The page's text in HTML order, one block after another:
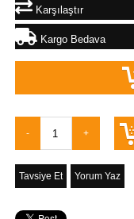
Karşılaştır
Kargo Bedava
Tavsiye Et Yorum Yaz